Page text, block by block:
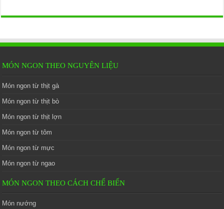
MÓN NGON THEO NGUYÊN LIỆU
Món ngon từ thịt gà
Món ngon từ thịt bò
Món ngon từ thịt lợn
Món ngon từ tôm
Món ngon từ mực
Món ngon từ ngao
MÓN NGON THEO CÁCH CHẾ BIẾN
Món nướng